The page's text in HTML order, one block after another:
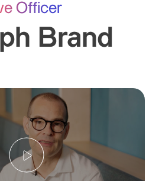
Officer
Brand
Abspielen